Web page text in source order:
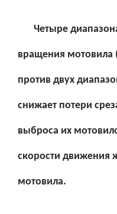
Четыре
вращения мотовила
против двух
снижает потери
выброса их
скорости движения
мотовила.